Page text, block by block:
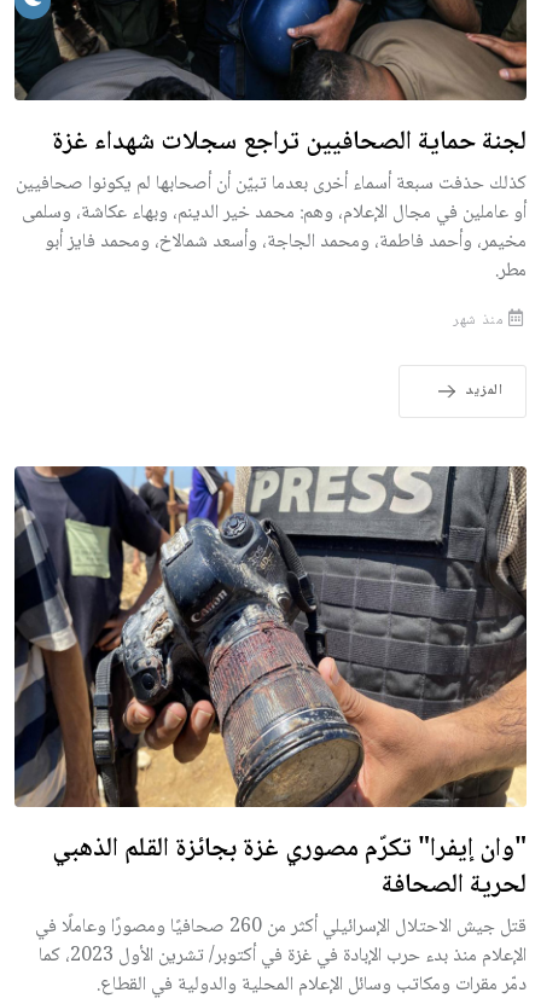
لجنة حماية الصحافيين تراجع سجلات شهداء غزة
كذلك حذفت سبعة أسماء أخرى بعدما تبيّن أن أصحابها لم يكونوا صحافيين
أو عاملين في مجال الإعلام، وهم: محمد خير الدينم، وبهاء عكاشة، وسلمى
مخيمر، وأحمد فاطمة، ومحمد الجاجة، وأسعد شمالاخ، ومحمد فايز أبو
مطر.
منذ شهر
المزيد
"وان إيفرا" تكرّم مصوري غزة بجائزة القلم الذهبي
لحرية الصحافة
قتل جيش الاحتلال الإسرائيلي أكثر من 260 صحافيًا ومصورًا وعاملًا في
الإعلام منذ بدء حرب الإبادة في غزة في أكتوبر/ تشرين الأول 2023، كما
دمّر مقرات ومكاتب وسائل الإعلام المحلية والدولية في القطاع.